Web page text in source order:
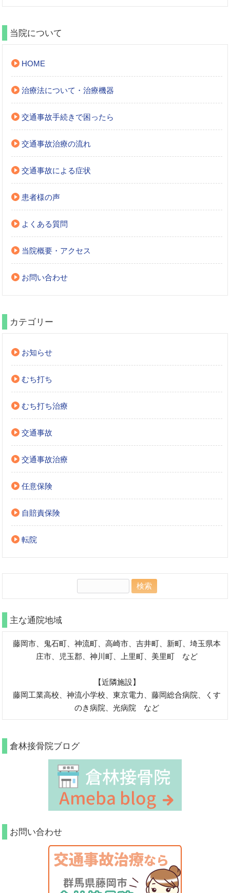
当院について
HOME
治療法について・治療機器
交通事故手続きで困ったら
交通事故治療の流れ
交通事故による症状
患者様の声
よくある質問
当院概要・アクセス
お問い合わせ
カテゴリー
お知らせ
むち打ち
むち打ち治療
交通事故
交通事故治療
任意保険
自賠責保険
転院
主な通院地域
藤岡市、鬼石町、神流町、高崎市、吉井町、新町、埼玉県本
庄市、児玉郡、神川町、上里町、美里町 など
【近隣施設】
藤岡工業高校、神流小学校、東京電力、藤岡総合病院、くす
のき病院、光病院 など
倉林接骨院ブログ
お問い合わせ